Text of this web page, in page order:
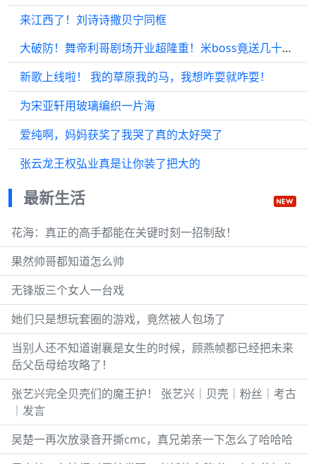
来江西了！刘诗诗撒贝宁同框
大破防！舞帝利哥剧场开业超隆重！米boss竟送几十万石象？
新歌上线啦！ 我的草原我的马，我想咋耍就咋耍！
为宋亚轩用玻璃编织一片海
爱纯啊，妈妈获奖了我哭了真的太好哭了
张云龙王权弘业真是让你装了把大的
最新生活
花海：真正的高手都能在关键时刻一招制敌！
果然帅哥都知道怎么帅
无锋版三个女人一台戏
她们只是想玩套圈的游戏，竟然被人包场了
当别人还不知道谢襄是女生的时候，顾燕帧都已经把未来
岳父岳母给攻略了！
张艺兴完全贝壳们的魔王护！ 张艺兴｜贝壳｜粉丝｜考古
｜发言
吴楚一再次放录音开撕cmc，真兄弟亲一下怎么了哈哈哈